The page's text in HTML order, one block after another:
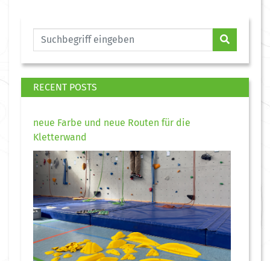
RECENT POSTS
neue Farbe und neue Routen für die
Kletterwand